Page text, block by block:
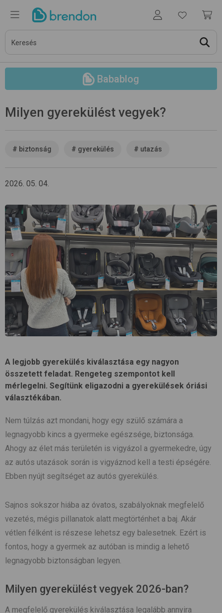
Babablog
Milyen gyerekülést vegyek?
# biztonság # gyerekülés # utazás
2026. 05. 04.
A legjobb gyerekülés kiválasztása egy nagyon
összetett feladat. Rengeteg szempontot kell
mérlegelni. Segítünk eligazodni a gyerekülések óriási
választékában.
Nem túlzás azt mondani, hogy egy szülő számára a
legnagyobb kincs a gyermeke egészsége, biztonsága.
Ahogy az élet más területén is vigyázol a gyermekedre, úgy
az autós utazások során is vigyáznod kell a testi épségére.
Ebben nyújt segítséget az autós gyerekülés.
Sajnos sokszor hiába az óvatos, szabályoknak megfelelő
vezetés, mégis pillanatok alatt megtörténhet a baj. Akár
vétlen félként is részese lehetsz egy balesetnek. Ezért is
fontos, hogy a gyermek az autóban is mindig a lehető
legnagyobb biztonságban legyen.
Milyen gyerekülést vegyek 2026-ban?
A megfelelő gyerekülés kiválasztása legalább annyira